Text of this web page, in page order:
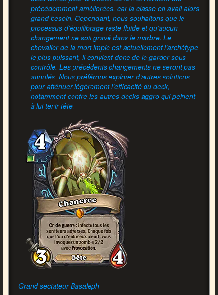
précédemment améliorées, car la classe en avait alors
grand besoin. Cependant, nous souhaitons que le
processus d’équilibrage reste fluide et qu’aucun
changement ne soit gravé dans le marbre. Le
chevalier de la mort impie est actuellement l’archétype
le plus puissant, il convient donc de le garder sous
contrôle. Les précédents changements ne seront pas
annulés. Nous préférons explorer d’autres solutions
pour atténuer légèrement l’efficacité du deck,
notamment contre les autres decks aggro qui peinent
à lui tenir tête.
Grand sectateur Basaleph